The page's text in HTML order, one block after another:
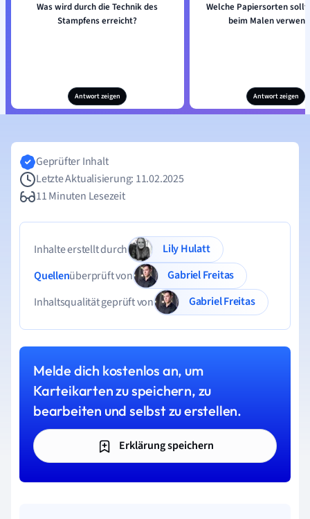
Was wird durch die Technik des
Stampfens erreicht?
Antwort zeigen
Welche Papiersorten
beim Malen
Antwort zeigen
Geprüfter Inhalt
Letzte Aktualisierung: 11.02.2025
11 Minuten Lesezeit
Inhalte erstellt durch
Lily Hulatt
Quellenüberprüft von
Gabriel Freitas
Inhaltsqualität geprüft von
Gabriel Freitas
Melde dich kostenlos an, um
Karteikarten zu speichern, zu
bearbeiten und selbst zu erstellen.
Erklärung speichern